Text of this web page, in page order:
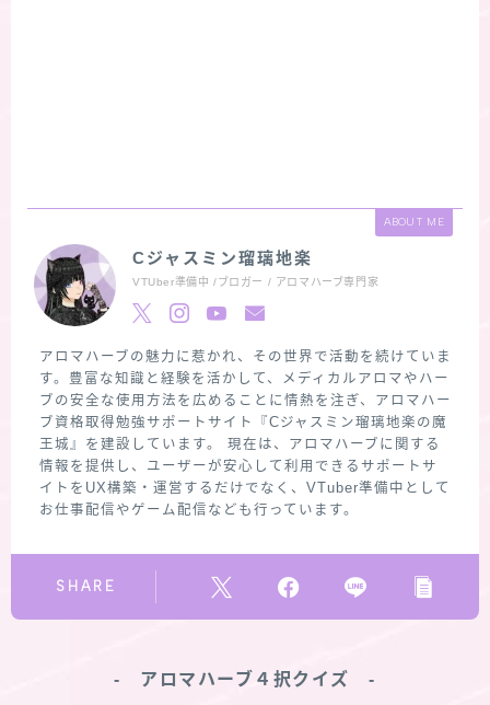
ABOUT ME
Cジャスミン瑠璃地楽
VTUber準備中 /ブロガー / アロマハーブ専門家
アロマハーブの魅力に惹かれ、その世界で活動を続けていま
す。豊富な知識と経験を活かして、メディカルアロマやハー
ブの安全な使用方法を広めることに情熱を注ぎ、アロマハー
ブ資格取得勉強サポートサイト『Cジャスミン瑠璃地楽の魔
王城』を建設しています。 現在は、アロマハーブに関する
情報を提供し、ユーザーが安心して利用できるサポートサ
イトをUX構築・運営するだけでなく、VTuber準備中として
お仕事配信やゲーム配信なども行っています。
SHARE
‐ アロマハーブ４択クイズ ‐